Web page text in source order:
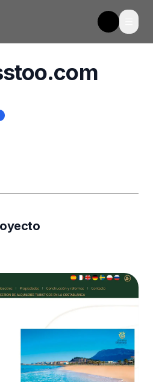
Toggle